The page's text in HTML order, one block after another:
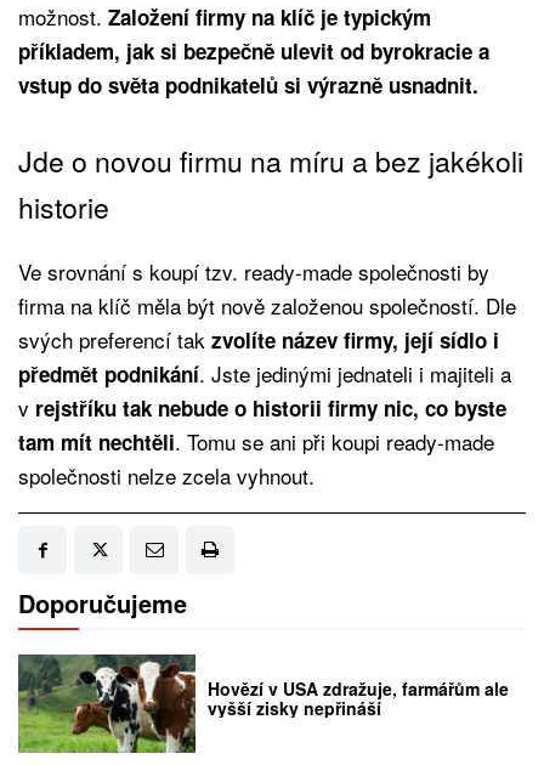
možnost. Založení firmy na klíč je typickým
příkladem, jak si bezpečně ulevit od byrokracie a
vstup do světa podnikatelů si výrazně usnadnit.
Jde o novou firmu na míru a bez jakékoli
historie
Ve srovnání s koupí tzv. ready-made společnosti by
firma na klíč měla být nově založenou společností. Dle
svých preferencí tak zvolíte název firmy, její sídlo i
předmět podnikání. Jste jedinými jednateli i majiteli a
v rejstříku tak nebude o historii firmy nic, co byste
tam mít nechtěli. Tomu se ani při koupi ready-made
společnosti nelze zcela vyhnout.
Doporučujeme
Hovězí v USA zdražuje, farmářům ale
vyšší zisky nepřináší